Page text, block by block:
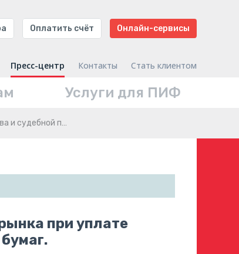
Оплатить счёт Онлайн-сервисы
Пресс-центр Контакты Стать клиентом
Услуги для ПИФ
и судебной п…
при уплате